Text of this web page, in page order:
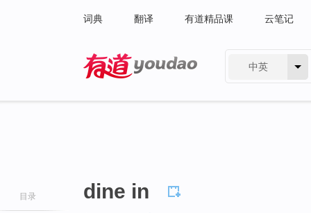
词典 翻译 有道精品课 云笔记
中英
目录 dine in